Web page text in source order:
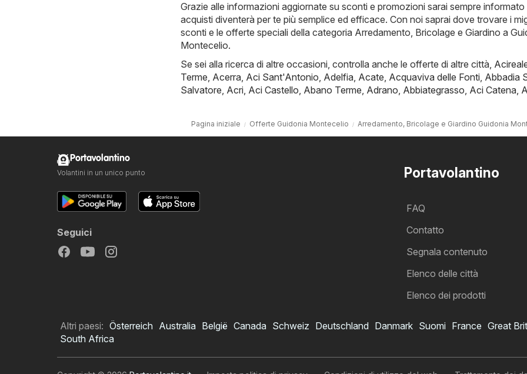
Grazie alle informazioni aggiornate su sconti e promozioni sarai sempre
acquisti diventerà per te più semplice ed efficace. Con noi saprai dove trovare i
sconti e le offerte speciali della categoria Arredamento, Bricolage e Giardino a
Montecelio.
Se sei alla ricerca di altre occasioni, controlla anche le offerte di altre città,
Terme, Acerra, Aci Sant'Antonio, Adelfia, Acate, Acquaviva delle Fonti, Abbadia
Salvatore, Acri, Aci Castello, Abano Terme, Adrano, Abbiategrasso, Aci Catena,
Pagina iniziale Offerte Guidonia Montecelio Arredamento, Bricolage e Giardino Guidonia
Portavolantino
FAQ
Contatto
Segnala contenuto
Elenco delle città
Elenco dei prodotti
Portavolantino
Volantini in un unico punto
Seguici
Altri paesi: Österreich Australia België Canada Schweiz Deutschland Danmark Suomi France Great
South Africa